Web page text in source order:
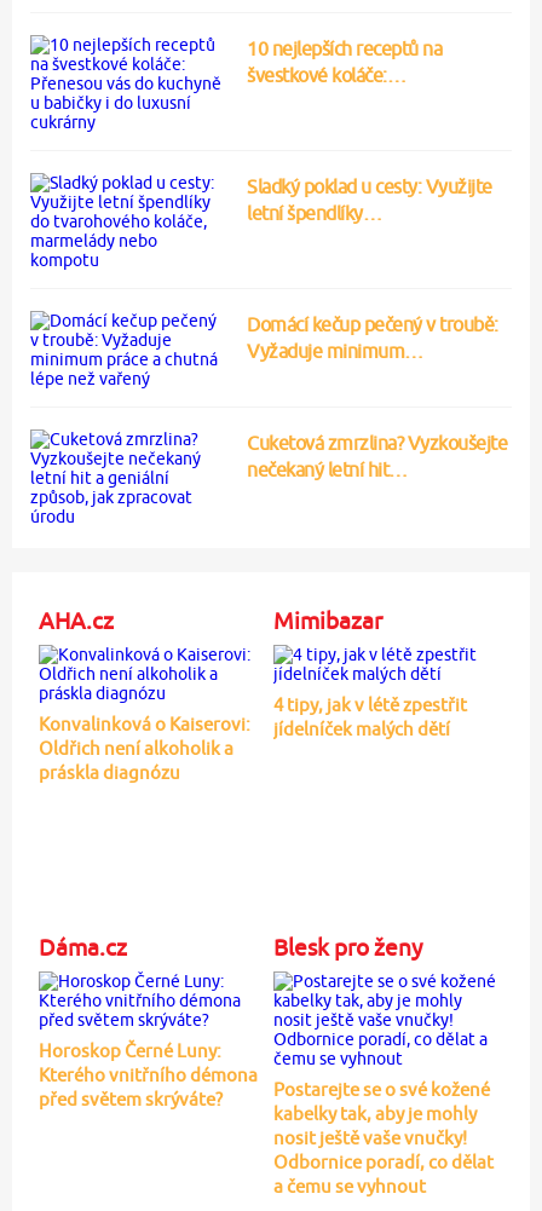
10 nejlepších receptů na
švestkové koláče:…
Sladký poklad u cesty: Využijte
letní špendlíky…
Domácí kečup pečený v troubě:
Vyžaduje minimum…
Cuketová zmrzlina? Vyzkoušejte
nečekaný letní hit…
AHA.cz
Konvalinková o Kaiserovi:
Oldřich není alkoholik a
práskla diagnózu
Mimibazar
4 tipy, jak v létě zpestřit
jídelníček malých dětí
Dáma.cz
Horoskop Černé Luny:
Kterého vnitřního démona
před světem skrýváte?
Blesk pro ženy
Postarejte se o své kožené
kabelky tak, aby je mohly
nosit ještě vaše vnučky!
Odbornice poradí, co dělat
a čemu se vyhnout